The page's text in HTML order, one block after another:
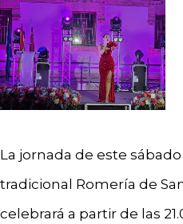
La jornada de este
tradicional Romería de
celebrará a partir de las